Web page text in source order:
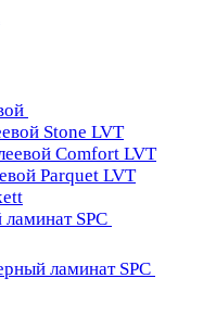
Stone LVT
Comfort LVT
Parquet LVT
SPC
ламинат SPC